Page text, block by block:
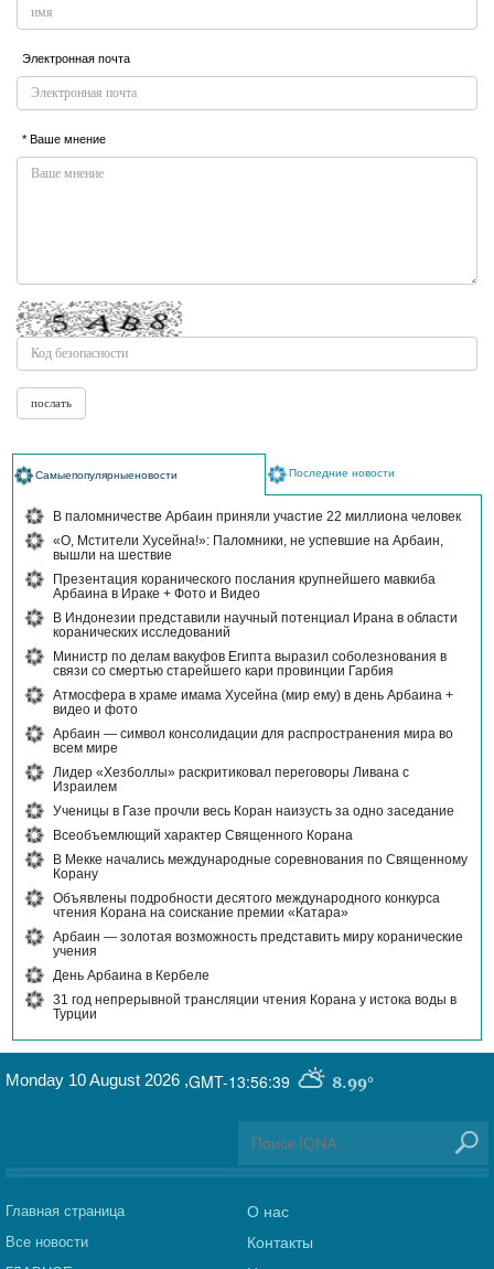
Электронная почта
* Ваше мнение
Самыепопулярныеновости Последние новости
В паломничестве Арбаин приняли участие 22 миллиона человек
«О, Мстители Хусейна!»: Паломники, не успевшие на Арбаин,
вышли на шествие
Презентация коранического послания крупнейшего мавкиба
Арбаина в Ираке + Фото и Видео
В Индонезии представили научный потенциал Ирана в области
коранических исследований
Министр по делам вакуфов Египта выразил соболезнования в
связи со смертью старейшего кари провинции Гарбия
Атмосфера в храме имама Хусейна (мир ему) в день Арбаина +
видео и фото
Арбаин — символ консолидации для распространения мира во
всем мире
Лидер «Хезболлы» раскритиковал переговоры Ливана с
Израилем
Ученицы в Газе прочли весь Коран наизусть за одно заседание
Всеобъемлющий характер Священного Корана
В Мекке начались международные соревнования по Священному
Корану
Объявлены подробности десятого международного конкурса
чтения Корана на соискание премии «Катара»
Арбаин — золотая возможность представить миру коранические
учения
День Арбаина в Кербеле
31 год непрерывной трансляции чтения Корана у истока воды в
Турции
GMT-13:56:39 8.99°
Monday 10 August 2026 ,
Главная страница
Все новости
О нас
Контакты